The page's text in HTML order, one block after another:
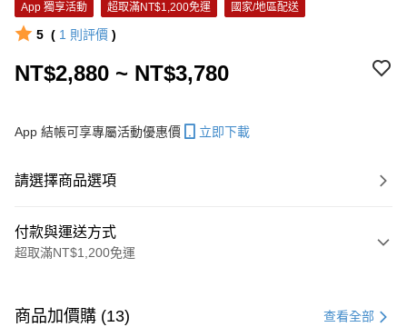
App 獨享活動 超取滿NT$1,200免運 國家/地區配送
5 ( 1 則評價 )
NT$2,880 ~ NT$3,780
App 結帳可享專屬活動優惠價 立即下載
請選擇商品選項
付款與運送方式
超取滿NT$1,200免運
信用卡一次付款
商品加價購 (13) 查看全部